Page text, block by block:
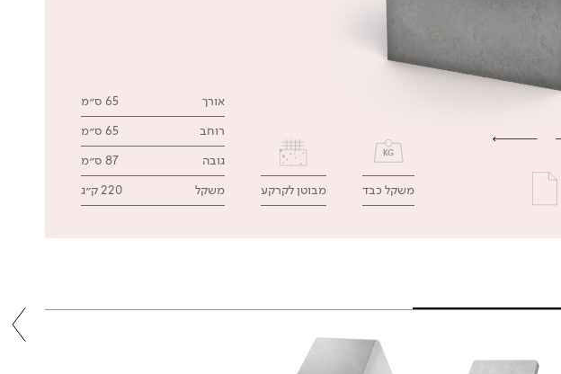
משקל כבד מבוטן לקרקע
אורך 65 ס״מ
רוחב 65 ס״מ
גובה 87 ס״מ
משקל 220 ק״ג